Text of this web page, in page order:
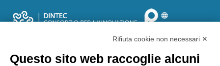
Rifiuta cookie non necessari ✕
Questo sito web raccoglie alcuni